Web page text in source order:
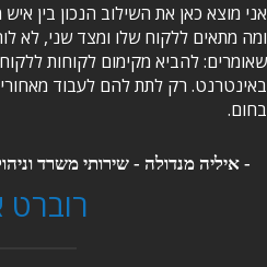
אני מוצא כאן את השילוב הנכון בין
ומה מתאים ללקוח שלו ומצד שני, לא
שאומרים: להביא מקימום לקוחות
באינטרנט. רק לתת להם לעבוד
בחום.
- איליה מנדולה - שירותי משרד
רוברט